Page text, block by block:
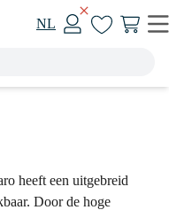
NL
heeft een uitgebreid
Door de hoge